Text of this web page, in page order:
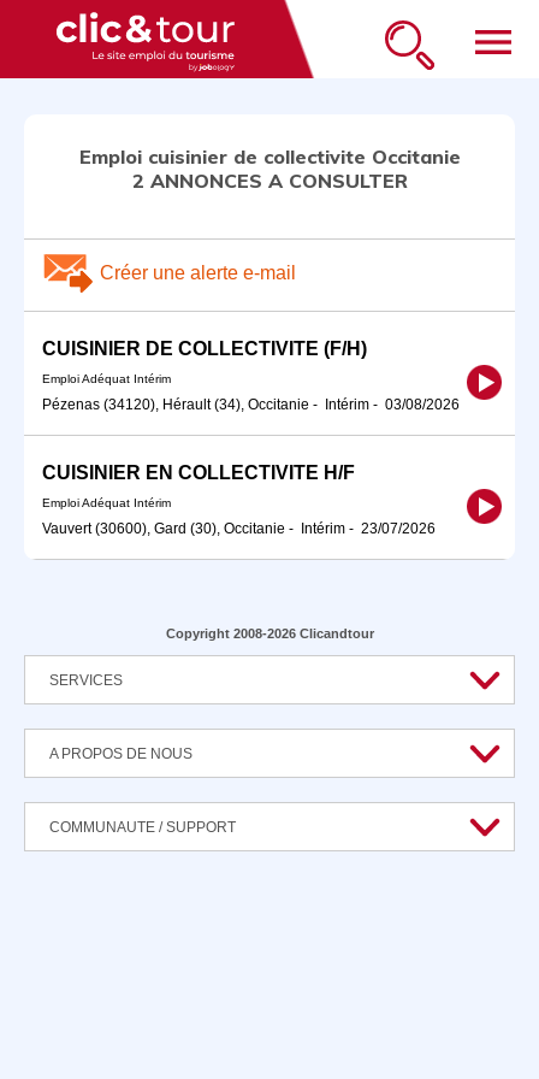
menu
Emploi cuisinier de collectivite Occitanie
2 ANNONCES A CONSULTER
Créer une alerte e-mail
CUISINIER DE COLLECTIVITE (F/H)
Emploi Adéquat Intérim
Pézenas (34120), Hérault (34), Occitanie - Intérim - 03/08/2026
CUISINIER EN COLLECTIVITE H/F
Emploi Adéquat Intérim
Vauvert (30600), Gard (30), Occitanie - Intérim - 23/07/2026
Copyright 2008-2026 Clicandtour
SERVICES
A PROPOS DE NOUS
COMMUNAUTE / SUPPORT